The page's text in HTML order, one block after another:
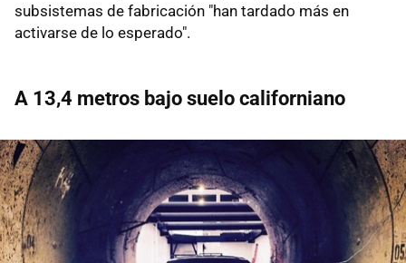
subsistemas de fabricación "han tardado más en
activarse de lo esperado".
A 13,4 metros bajo suelo californiano